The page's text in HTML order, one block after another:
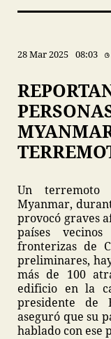
28 Mar 2025 08:03
Un terremoto
Myanmar,
provocó graves
países
fronterizas de
preliminares,
más de 100
edificio en la
presidente de
aseguró que su
hablado con ese